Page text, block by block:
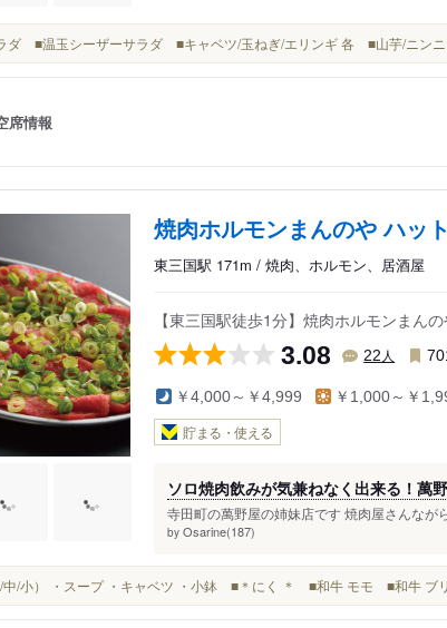
ダ ■温玉シーザーサラダ ■キャベツ/玉ねぎ/エリンギ 各 ■山芋/ニ
席情報
焼肉ホルモンまんのや ハッ
東三国駅 171m / 焼肉、ホルモン、居酒屋
【東三国駅徒歩1分】焼肉ホルモンまん
3.08 22 人
￥4,000～￥4,999 ￥1,000～￥
貯まる・使える
ソロ焼肉飲みが気兼ねなく出来る！萬
寺田町の萬野屋の姉妹店です 焼肉屋さんなが
by Osarine(187)
/中/小） ・スープ ・キャベツ ・小鉢 ■＊にく ＊ ■和牛 モモ ■和牛